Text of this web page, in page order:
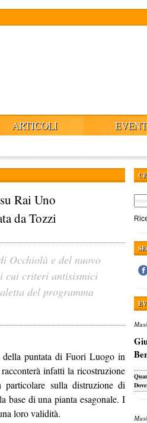
ARTICOLI
Rai Uno
da Tozzi
Occhiolà e del nuovo
cui criteri antisismici
del programma
puntata di Fuori Luogo in
infatti la ricostruzione
sulla distruzione di
base di una pianta esagonale. I
loro validità.
Dove